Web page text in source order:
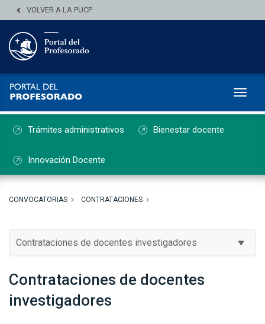
VOLVER A LA PUCP
Trámites administrativos Bienestar docente
Innovación Docente
CONVOCATORIAS CONTRATACIONES
Contrataciones de docentes investigadores
Contrataciones de docentes
investigadores